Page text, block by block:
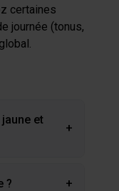
certaines
journée (tonus,
et
+
? +